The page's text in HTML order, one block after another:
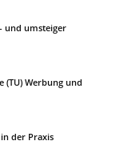
und umsteiger
(TU) Werbung und
der Praxis